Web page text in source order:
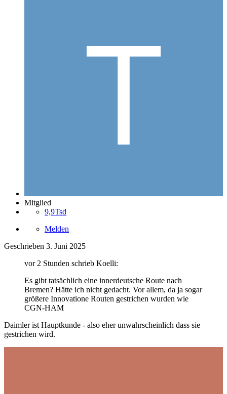
Mitglied
9,9Tsd
Melden
Geschrieben 3. Juni 2025
vor 2 Stunden schrieb Koelli:
Es gibt tatsächlich eine innerdeutsche Route nach
Bremen? Hätte ich nicht gedacht. Vor allem, da ja sogar
größere Innovatione Routen gestrichen wurden wie
CGN-HAM
Daimler ist Hauptkunde - also eher unwahrscheinlich dass sie
gestrichen wird.